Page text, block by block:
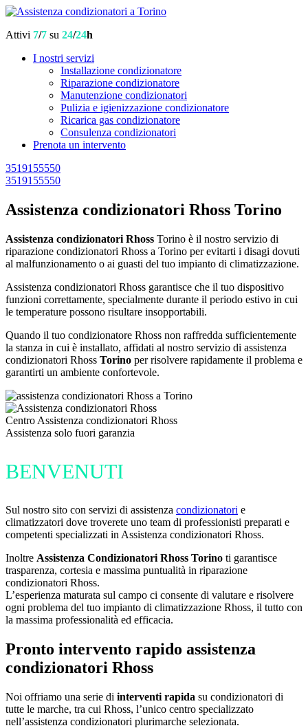
Attivi 7/7 su 24/24h
I nostri servizi
Installazione condizionatore
Riparazione condizionatore
Manutenzione condizionatori
Pulizia e igienizzazione condizionatore
Ricarica gas condizionatore
Consulenza condizionatori
Prenota un intervento
3519155550
3519155550
Assistenza condizionatori Rhoss Torino
Assistenza condizionatori Rhoss Torino è il nostro servizio di
riparazione condizionatori Rhoss a Torino per evitarti i disagi dovuti
al malfunzionamento o ai guasti del tuo impianto di climatizzazione.
Assistenza condizionatori Rhoss garantisce che il tuo dispositivo
funzioni correttamente, specialmente durante il periodo estivo in cui
le temperature possono risultare insopportabili.
Quando il tuo condizionatore Rhoss non raffredda sufficientemente
la stanza in cui è installato, affidati al nostro servizio di assistenza
condizionatori Rhoss Torino per risolvere rapidamente il problema e
garantirti un ambiente confortevole.
Centro Assistenza condizionatori Rhoss
Assistenza solo fuori garanzia
BENVENUTI
Sul nostro sito con servizi di assistenza condizionatori e
climatizzatori dove troverete uno team di professionisti preparati e
competenti specializzati in Assistenza condizionatori Rhoss.
Inoltre Assistenza Condizionatori Rhoss Torino ti garantisce
trasparenza, cortesia e massima puntualità in riparazione
condizionatori Rhoss.
L’esperienza maturata sul campo ci consente di valutare e risolvere
ogni problema del tuo impianto di climatizzazione Rhoss, il tutto con
la massima professionalità ed efficacia.
Pronto intervento rapido assistenza
condizionatori Rhoss
Noi offriamo una serie di interventi rapida su condizionatori di
tutte le marche, tra cui Rhoss, l’unico centro specializzato
nell’assistenza condizionatori plurimarche selezionata.